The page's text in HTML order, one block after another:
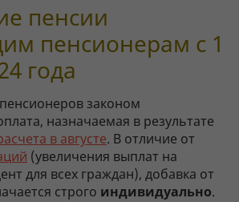
пенсии
пенсионерам с 1
года
законом
назначаемая в результате
в августе. В отличие от
(увеличения выплат на
для всех граждан), добавка от
строго индивидуально.